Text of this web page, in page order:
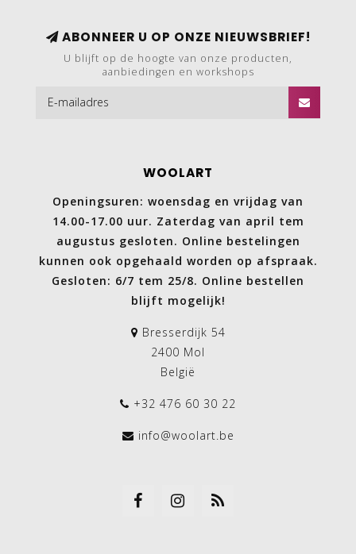
ABONNEER U OP ONZE NIEUWSBRIEF!
U blijft op de hoogte van onze producten,
aanbiedingen en workshops
WOOLART
Openingsuren: woensdag en vrijdag van
14.00-17.00 uur. Zaterdag van april tem
augustus gesloten. Online bestelingen
kunnen ook opgehaald worden op afspraak.
Gesloten: 6/7 tem 25/8. Online bestellen
blijft mogelijk!
Bresserdijk 54
2400 Mol
België
+32 476 60 30 22
info@woolart.be